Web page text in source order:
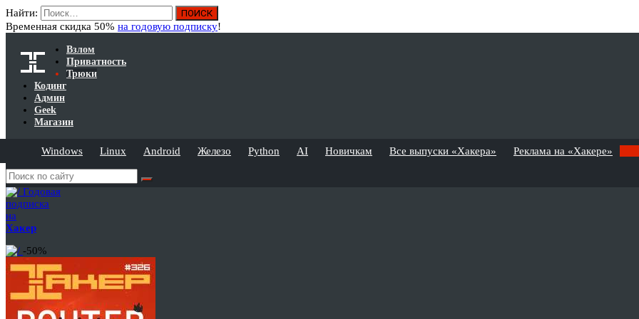
Найти:
Временная скидка 50% на годовую подписку!
Взлом
Приватность
Трюки
Кодинг
Админ
Geek
Магазин
Windows Linux Android Железо Python AI Новичкам Все выпуски «Хакера» Реклама на «Хакере»
Годовая
подписка
на
Хакер
-50%